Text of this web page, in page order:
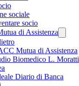
sociale
socio
di Assistenza
Mutua di Assistenza
Biomedico L. Moratti
Diario di Banca